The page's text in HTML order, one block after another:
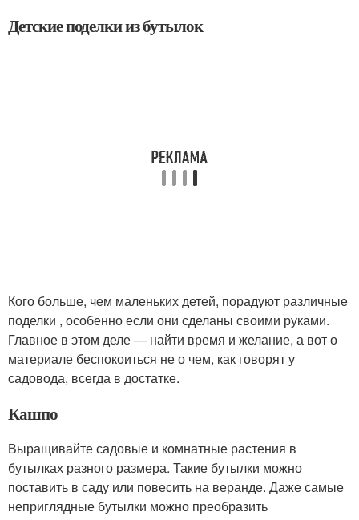
Детские поделки из бутылок
Кого больше, чем маленьких детей, порадуют различные
поделки , особенно если они сделаны своими руками.
Главное в этом деле — найти время и желание, а вот о
материале беспокоиться не о чем, как говорят у
садовода, всегда в достатке.
Кашпо
Выращивайте садовые и комнатные растения в
бутылках разного размера. Такие бутылки можно
поставить в саду или повесить на веранде. Даже самые
неприглядные бутылки можно преобразить